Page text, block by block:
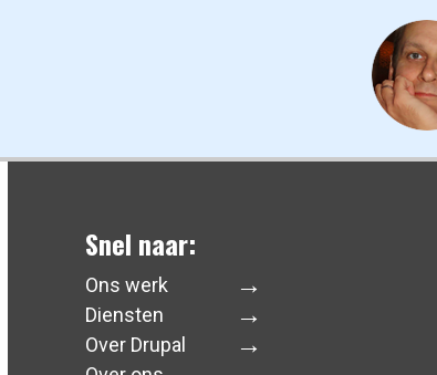
Snel naar:
Ons werk
Diensten
Over Drupal